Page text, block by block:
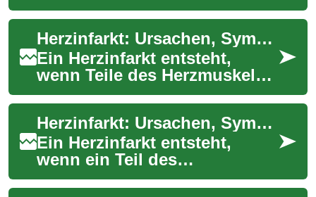
Herzmuskels durch
mangelnde Durchblutung
dauerhaft geschädigt wird.
Meist...
Herzinfarkt: Ursachen, Symptome und Bedeutung von Müdigkeit
Ein Herzinfarkt entsteht,
wenn Teile des Herzmuskels
infolge einer gestörten
Durchblutung dauerhaft
geschädigt werden...
Herzinfarkt: Ursachen, Symptome und medizinische Versorgung
Ein Herzinfarkt entsteht,
wenn ein Teil des
Herzmuskels nicht mehr
ausreichend mit Blut versorgt